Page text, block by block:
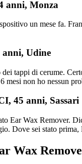
anni, Monza
un mese fa.
Udine
tappi di cerume.
mesi non ho nessun
45 anni, Sassari
Ear Wax Remover.
Dove sei stato
Wax